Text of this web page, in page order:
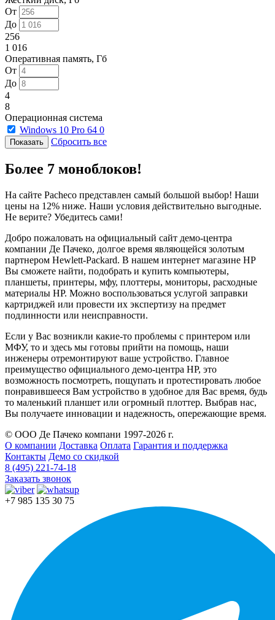
От
До
256
1 016
Оперативная память, Гб
От
До
4
8
Операционная система
Windows 10 Pro 64 0
Сбросить все
Более 7 моноблоков!
На сайте Pacheco представлен самый большой выбор! Наши
цены на 12% ниже. Наши условия действительно выгодные.
Не верите? Убедитесь сами!
Добро пожаловать на официальный сайт демо-центра
компании Де Пачеко, долгое время являющейся золотым
партнером Hewlett-Packard. В нашем интернет магазине HP
Вы сможете найти, подобрать и купить компьютеры,
планшеты, принтеры, мфу, плоттеры, мониторы, расходные
материалы HP. Можно воспользоваться услугой заправки
картриджей или провести их экспертизу на предмет
подлинности или неисправности.
Если у Вас возникли какие-то проблемы с принтером или
МФУ, то и здесь мы готовы прийти на помощь, наши
инженеры отремонтируют ваше устройство. Главное
преимущество официального демо-центра HP, это
возможность посмотреть, пощупать и протестировать любое
понравившееся Вам устройство в удобное для Вас время, будь
то маленький планшет или огромный плоттер. Выбрав нас,
Вы получаете инновации и надежность, опережающие время.
© ООО Де Пачеко компани 1997-2026 г.
О компании Доставка Оплата Гарантия и поддержка
Контакты Демо со скидкой
8 (495) 221-74-18
Заказать звонок
+7 985 135 30 75